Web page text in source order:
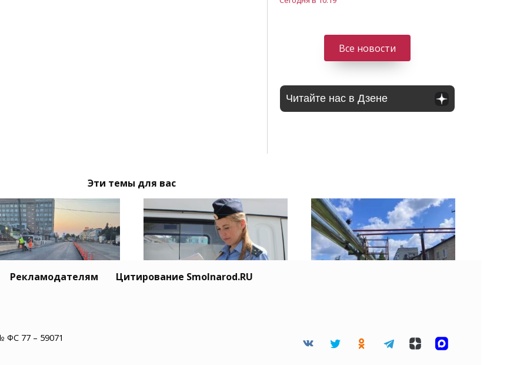
Все новости
Читайте нас в Дзене
Эти темы для вас
на площадях
обновлении
коммунальной
Рекламодателям Цитирование Smolnarod.RU
ФС 77 – 59071